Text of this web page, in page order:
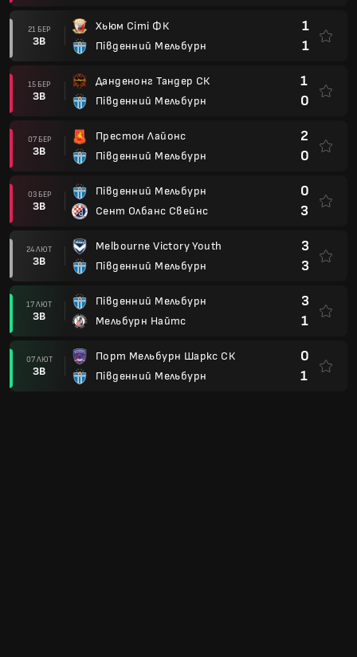
21 БЕР
ЗВ
Хьюм Сіті ФК
Південний Мельбурн
1
1
15 БЕР
ЗВ
Данденонг Тандер СК
Південний Мельбурн
1
0
07 БЕР
ЗВ
Престон Лайонс
Південний Мельбурн
2
0
03 БЕР
ЗВ
Південний Мельбурн
Сент Олбанс Свейнс
0
3
24 ЛЮТ
ЗВ
Melbourne Victory Youth
Південний Мельбурн
3
3
17 ЛЮТ
ЗВ
Південний Мельбурн
Мельбурн Найтс
3
1
07 ЛЮТ
ЗВ
Порт Мельбурн Шаркс СК
Південний Мельбурн
0
1